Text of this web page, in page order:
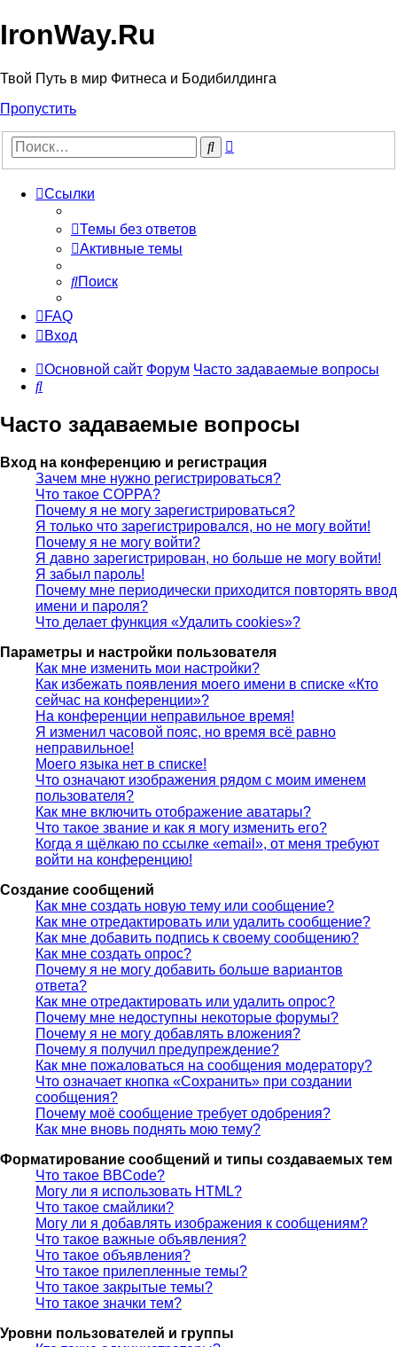
IronWay.Ru
Твой Путь в мир Фитнеса и Бодибилдинга
Пропустить
Поиск
Ссылки
Темы без ответов
Активные темы
Поиск
FAQ
Вход
Основной сайт Форум Часто задаваемые вопросы
Поиск
Часто задаваемые вопросы
Вход на конференцию и регистрация
Зачем мне нужно регистрироваться?
Что такое COPPA?
Почему я не могу зарегистрироваться?
Я только что зарегистрировался, но не могу войти!
Почему я не могу войти?
Я давно зарегистрирован, но больше не могу войти!
Я забыл пароль!
Почему мне периодически приходится повторять ввод
имени и пароля?
Что делает функция «Удалить cookies»?
Параметры и настройки пользователя
Как мне изменить мои настройки?
Как избежать появления моего имени в списке «Кто
сейчас на конференции»?
На конференции неправильное время!
Я изменил часовой пояс, но время всё равно
неправильное!
Моего языка нет в списке!
Что означают изображения рядом с моим именем
пользователя?
Как мне включить отображение аватары?
Что такое звание и как я могу изменить его?
Когда я щёлкаю по ссылке «email», от меня требуют
войти на конференцию!
Создание сообщений
Как мне создать новую тему или сообщение?
Как мне отредактировать или удалить сообщение?
Как мне добавить подпись к своему сообщению?
Как мне создать опрос?
Почему я не могу добавить больше вариантов
ответа?
Как мне отредактировать или удалить опрос?
Почему мне недоступны некоторые форумы?
Почему я не могу добавлять вложения?
Почему я получил предупреждение?
Как мне пожаловаться на сообщения модератору?
Что означает кнопка «Сохранить» при создании
сообщения?
Почему моё сообщение требует одобрения?
Как мне вновь поднять мою тему?
Форматирование сообщений и типы создаваемых тем
Что такое BBCode?
Могу ли я использовать HTML?
Что такое смайлики?
Могу ли я добавлять изображения к сообщениям?
Что такое важные объявления?
Что такое объявления?
Что такое прилепленные темы?
Что такое закрытые темы?
Что такое значки тем?
Уровни пользователей и группы